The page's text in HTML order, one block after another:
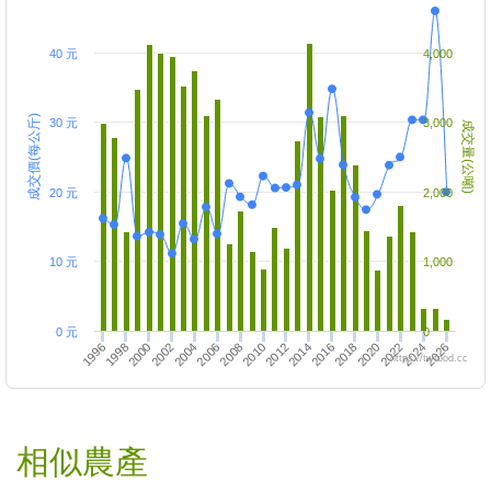
成交價(每公斤) 成交量(公噸)
1996199820002002200420062008201020122014201620182020202220242026
0 元
10 元
20 元
30 元
40 元
0
1,000
2,000
3,000
4,000
https://twfood.cc
相似農產